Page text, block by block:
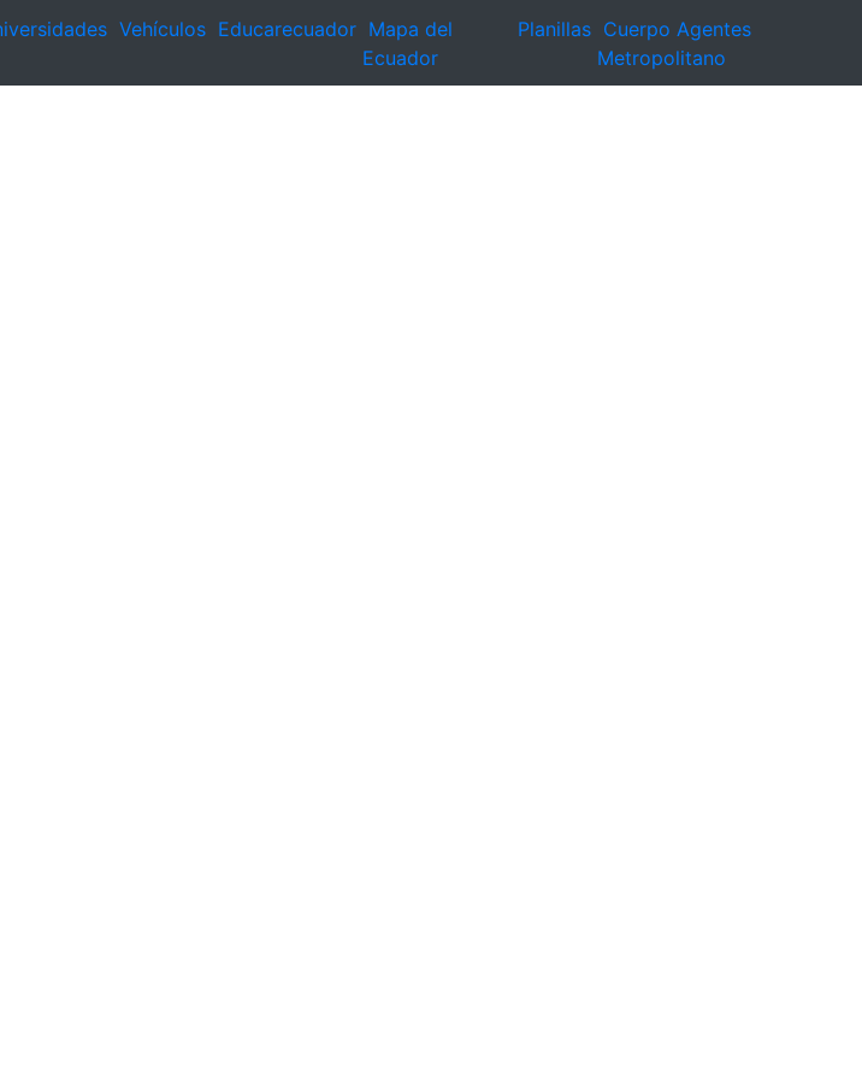
Vehículos Educarecuador Mapa del
Ecuador
Planillas Cuerpo Agentes
Metropolitano